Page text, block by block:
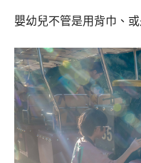
嬰幼兒不管是用背巾、